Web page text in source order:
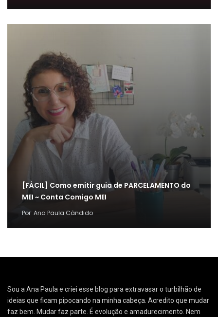
[FÁCIL] Como emitir guia de PARCELAMENTO do
MEI ~ Conta Comigo MEI
Por Ana Paula Cândido
Sou a Ana Paula e criei esse blog para extravasar o turbilhão de
ideias que ficam pipocando na minha cabeça. Acredito que mudar
faz bem. Mudar faz parte. É evolução e amadurecimento. Nem